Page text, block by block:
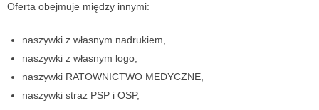
Oferta obejmuje między innymi:
naszywki z własnym nadrukiem,
naszywki z własnym logo,
naszywki RATOWNICTWO MEDYCZNE,
naszywki straż PSP i OSP,